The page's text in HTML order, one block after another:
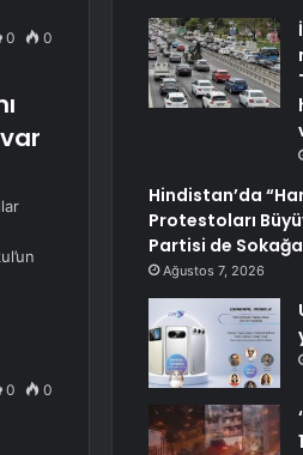
0 0
0 0
Hindistan’da
Protestoları
Partisi de
Ağustos 7, 2026